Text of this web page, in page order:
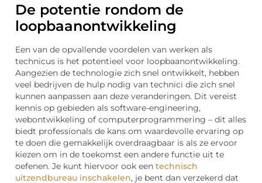
De potentie rondom de
loopbaanontwikkeling
Een van de opvallende voordelen van werken als
technicus is het potentieel voor loopbaanontwikkeling.
Aangezien de technologie zich snel ontwikkelt, hebben
veel bedrijven de hulp nodig van technici die zich snel
kunnen aanpassen aan deze veranderingen. Dit vereist
kennis op gebieden als software-engineering,
webontwikkeling of computerprogrammering – dit alles
biedt professionals de kans om waardevolle ervaring op
te doen die gemakkelijk overdraagbaar is als ze ervoor
kiezen om in de toekomst een andere functie uit te
oefenen. Je kunt hiervoor ook een technisch
uitzendbureau inschakelen, je bent dan verzekerd dat